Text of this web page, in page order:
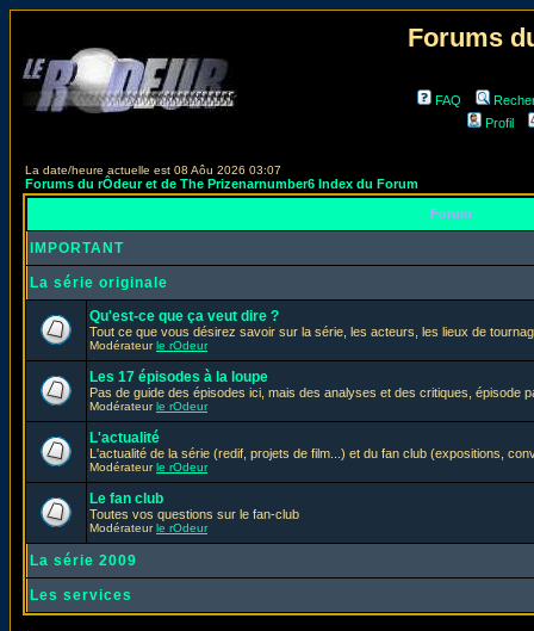
Forums
FAQ
Profil
La date/heure actuelle est 08 Aôu 2026 03:07
Forums du rÔdeur et de The Prizenarnumber6 Index du Forum
Forum
IMPORTANT
La série originale
Qu'est-ce que ça veut dire ?
Tout ce que vous désirez savoir sur la série, les acteurs, les lieux de
Modérateurle rOdeur
Les 17 épisodes à la loupe
Pas de guide des épisodes ici, mais des analyses et des critiques, épisode
Modérateurle rOdeur
L'actualité
L'actualité de la série (redif, projets de film...) et du fan club (expositions,
Modérateurle rOdeur
Le fan club
Toutes vos questions sur le fan-club
Modérateurle rOdeur
La série 2009
Les services